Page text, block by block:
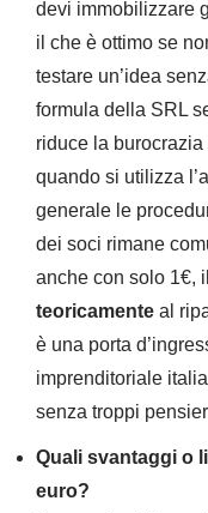
devi immobilizzare
il che è ottimo se
testare un’idea
formula della SRL
riduce la
quando si utilizza
generale le
dei soci rimane
anche con solo 1€,
teoricamente al
è una porta
imprenditoriale
senza troppi
Quali svantaggi o
euro?